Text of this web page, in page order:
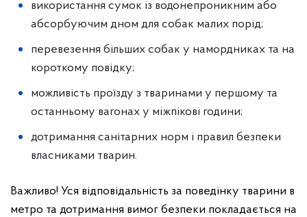
використання сумок із водонепроникним або
абсорбуючим дном для собак малих порід;
перевезення більших собак у намордниках та на
короткому повідку;
можливість проїзду з тваринами у першому та
останньому вагонах у міжпікові години;
дотримання санітарних норм і правил безпеки
власниками тварин.
Важливо! Уся відповідальність за поведінку тварини в
метро та дотримання вимог безпеки покладається на